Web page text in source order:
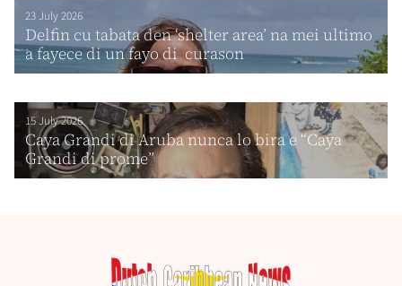
23 July 2026
Delfin cu tabata den ‘shelter area’ na mei ultimo
a fayece di un fayo di curason
15 July 2026
Caya Grandi di Aruba nunca lo bira e “Caya
Grandi di prome”